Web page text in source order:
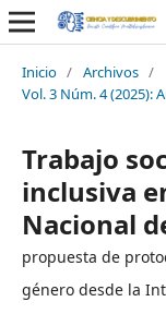
Inicio / Archivos /
Vol. 3 Núm. 4 (2025):
Trabajo
inclusiva
Nacional
propuesta de
género desde la